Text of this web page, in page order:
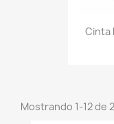
Cinta
Mostrando 1-12 de